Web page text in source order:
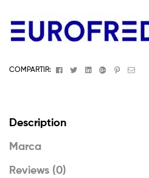
COMPARTIR: FacebookTwitterLinkedinGoogle+Pinterest
Email
Description
Marca
Reviews (0)